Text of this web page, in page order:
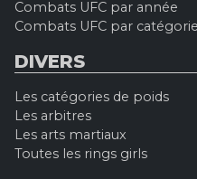
Combats UFC par année
Combats UFC par
DIVERS
Les catégories de poids
Les arbitres
Les arts martiaux
Toutes les rings girls